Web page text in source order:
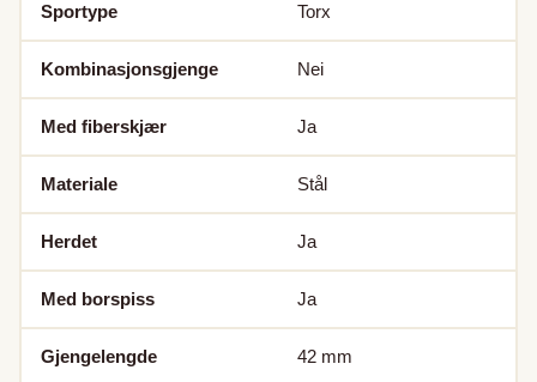
Sportype Torx
Kombinasjonsgjenge Nei
Med fiberskjær Ja
Materiale Stål
Herdet Ja
Med borspiss Ja
Gjengelengde 42 mm